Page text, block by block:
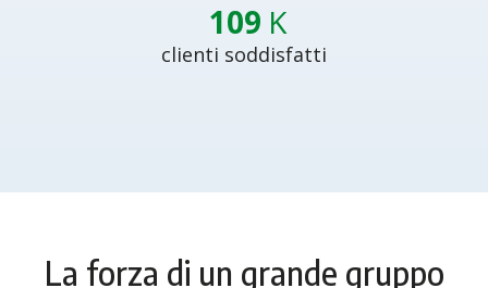
110 K
clienti soddisfatti
La forza di un grande gruppo